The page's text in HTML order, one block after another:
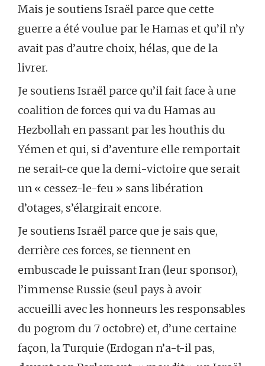
Mais je soutiens Israël parce que cette
guerre a été voulue par le Hamas et qu’il n’y
avait pas d’autre choix, hélas, que de la
livrer.
Je soutiens Israël parce qu’il fait face à une
coalition de forces qui va du Hamas au
Hezbollah en passant par les houthis du
Yémen et qui, si d’aventure elle remportait
ne serait-ce que la demi-victoire que serait
un « cessez-le-feu » sans libération
d’otages, s’élargirait encore.
Je soutiens Israël parce que je sais que,
derrière ces forces, se tiennent en
embuscade le puissant Iran (leur sponsor),
l’immense Russie (seul pays à avoir
accueilli avec les honneurs les responsables
du pogrom du 7 octobre) et, d’une certaine
façon, la Turquie (Erdogan n’a-t-il pas,